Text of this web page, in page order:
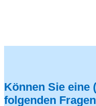
Können Sie eine
folgenden